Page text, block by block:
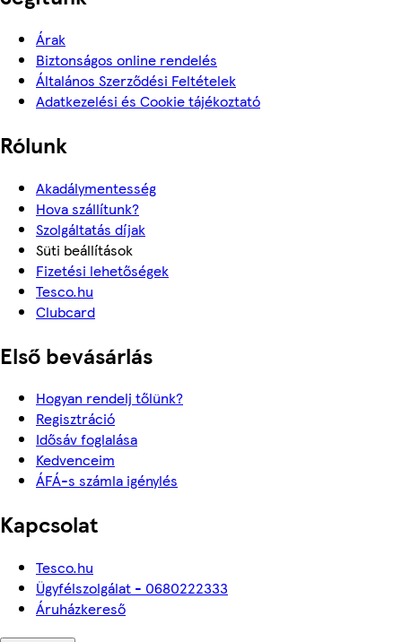
Árak
Biztonságos online rendelés
Általános Szerződési Feltételek
Adatkezelési és Cookie tájékoztató
Rólunk
Akadálymentesség
Hova szállítunk?
Szolgáltatás díjak
Süti beállítások
Fizetési lehetőségek
Tesco.hu
Clubcard
Első bevásárlás
Hogyan rendelj tőlünk?
Regisztráció
Idősáv foglalása
Kedvenceim
ÁFÁ-s számla igénylés
Kapcsolat
Tesco.hu
Ügyfélszolgálat - 0680222333
Áruházkereső